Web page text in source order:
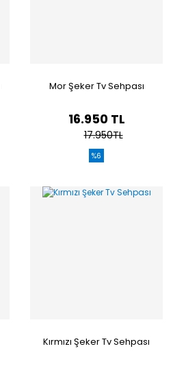
Mor Şeker Tv Sehpası
16.950 TL
17.950TL
%6
Kırmızı Şeker Tv Sehpası